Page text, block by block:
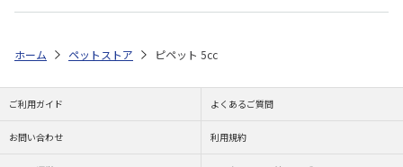
ホーム ペットストア ピペット 5cc
ご利用ガイド よくあるご質問
お問い合わせ 利用規約